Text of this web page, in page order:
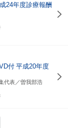
24年度診療報酬
付 平成20年度
代表／曽我部浩